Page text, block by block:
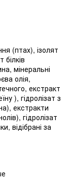
(птах), ізолят
білків
мінеральні
олія,
екстракт
), гідролізат з
екстракти
гідролізат
відібрані за